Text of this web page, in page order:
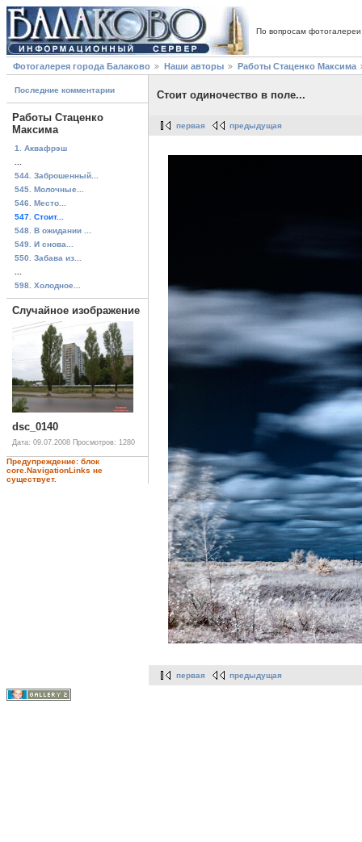
По вопросам
Фотогалерея города Балаково Наши авторы Работы Стаценко Максима
Последние комментарии
Работы Стаценко
Максима
1. Аквафрэш
544. Заброшенный...
545. Молочные...
546. Место...
547. Стоит...
548. В ожидании ...
549. И снова...
550. Забава из...
598. Холодное...
Случайное изображение
dsc_0140
Дата: 09.07.2008 Просмотров: 1280
Предупреждение: блок
core.NavigationLinks не
существует.
Стоит одиночество в поле...
первая предыдущая
первая предыдущая